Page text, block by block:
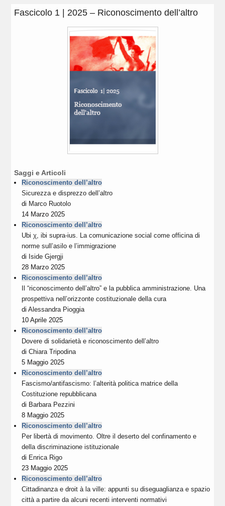
Fascicolo 1 | 2025 – Riconoscimento dell’altro
Saggi e Articoli
Riconoscimento dell’altro
Sicurezza e disprezzo dell’altro
di Marco Ruotolo
14 Marzo 2025
Riconoscimento dell’altro
Ubi χ, ibi supra-ius. La comunicazione social come officina di
norme sull’asilo e l’immigrazione
di Iside Gjergji
28 Marzo 2025
Riconoscimento dell’altro
Il “riconoscimento dell’altro” e la pubblica amministrazione. Una
prospettiva nell’orizzonte costituzionale della cura
diAlessandra Pioggia
10 Aprile 2025
Riconoscimento dell’altro
Dovere di solidarietà e riconoscimento dell’altro
diChiara Tripodina
5 Maggio 2025
Riconoscimento dell’altro
Fascismo/antifascismo: l’alterità politica matrice della
Costituzione repubblicana
di Barbara Pezzini
8 Maggio 2025
Riconoscimento dell’altro
Per libertà di movimento. Oltre il deserto del confinamento e
della discriminazione istituzionale
di Enrica Rigo
23 Maggio 2025
Riconoscimento dell’altro
Cittadinanza e droit à la ville: appunti su diseguaglianza e spazio
città a partire da alcuni recenti interventi normativi